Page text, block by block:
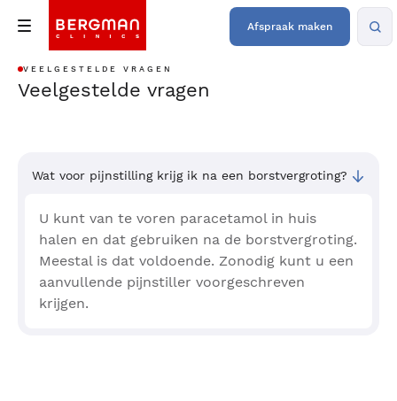
Afspraak maken
VEELGESTELDE VRAGEN
Veelgestelde vragen
Wat voor pijnstilling krijg ik na een borstvergroting?
U kunt van te voren paracetamol in huis
halen en dat gebruiken na de borstvergroting.
Meestal is dat voldoende. Zonodig kunt u een
aanvullende pijnstiller voorgeschreven
krijgen.